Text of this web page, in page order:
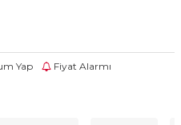
Yap Fiyat Alarmı